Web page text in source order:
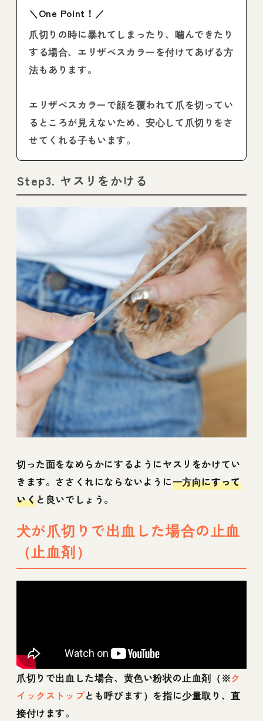
＼One Point！／
爪切りの時に暴れてしまったり、噛んできたり
する場合、エリザベスカラーを付けてあげる方
法もあります。
エリザベスカラーで顔を覆われて爪を切ってい
るところが見えないため、安心して爪切りをさ
せてくれる子もいます。
Step3. ヤスリをかける
切った面をなめらかにするようにヤスリをかけてい
きます。ささくれにならないように一方向にすって
いくと良いでしょう。
犬が爪切りで出血した場合の止血
（止血剤）
爪切りで出血した場合、黄色い粉状の止血剤（※ク
イックストップとも呼びます）を指に少量取り、直
接付けます。